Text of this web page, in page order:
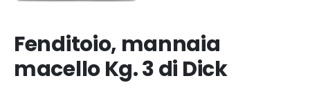
the
gallery
Fenditoio, mannaia
macello Kg. 3 di Dick